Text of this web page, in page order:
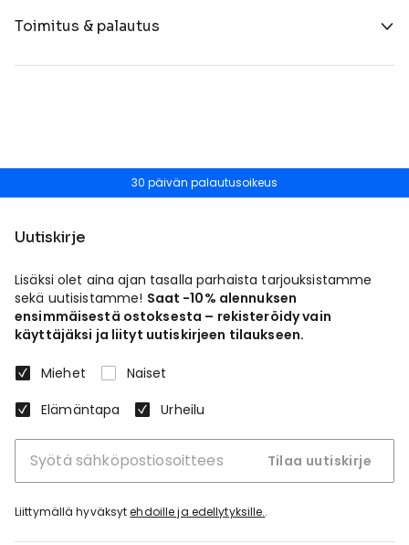
Toimitus & palautus
30 päivän palautusoikeus
Uutiskirje
Lisäksi olet aina ajan tasalla parhaista tarjouksistamme
sekä uutisistamme! Saat -10% alennuksen
ensimmäisestä ostoksesta – rekisteröidy vain
käyttäjäksi ja liityt uutiskirjeen tilaukseen.
Miehet
Naiset
Elämäntapa
Urheilu
Tilaa uutiskirje
Liittymällä hyväksytehdoille ja edellytyksille..